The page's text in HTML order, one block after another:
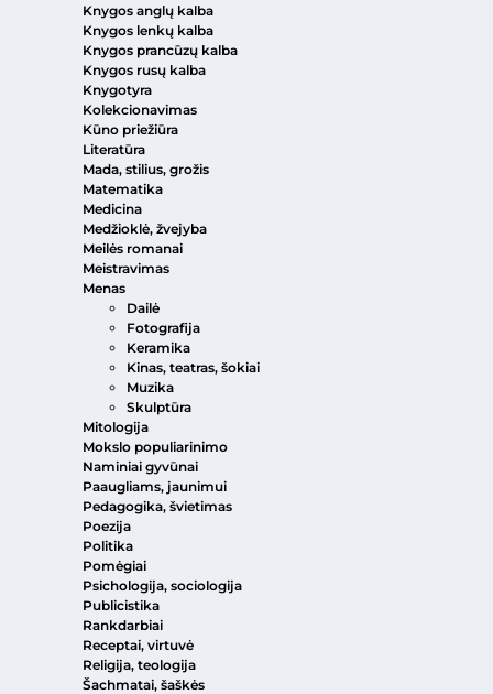
Knygos anglų kalba
Knygos lenkų kalba
Knygos prancūzų kalba
Knygos rusų kalba
Knygotyra
Kolekcionavimas
Kūno priežiūra
Literatūra
Mada, stilius, grožis
Matematika
Medicina
Medžioklė, žvejyba
Meilės romanai
Meistravimas
Menas
Dailė
Fotografija
Keramika
Kinas, teatras, šokiai
Muzika
Skulptūra
Mitologija
Mokslo populiarinimo
Naminiai gyvūnai
Paaugliams, jaunimui
Pedagogika, švietimas
Poezija
Politika
Pomėgiai
Psichologija, sociologija
Publicistika
Rankdarbiai
Receptai, virtuvė
Religija, teologija
Šachmatai, šaškės